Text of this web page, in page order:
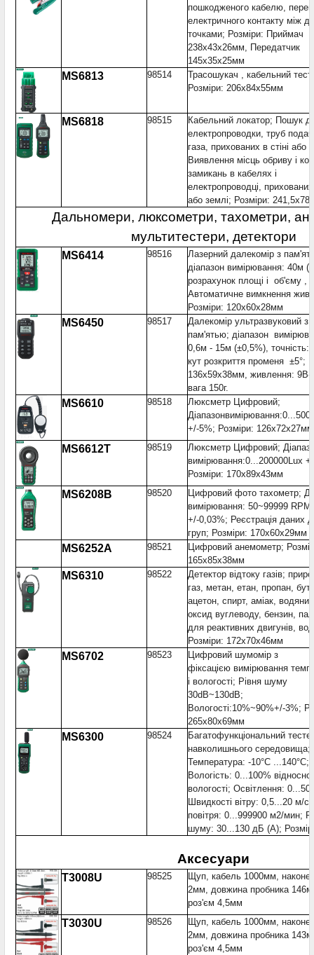
пошкодженого кабелю,
електричного контакту між
точками; Розміри: Приймач
238x43x26мм, Передатчик
145x35x25мм
MS6813 98514
Трасошукач , кабельний
Розміри: 206x84x55мм
MS6818 98515
Кабельний локатор; Пошук
електропроводки, труб
газа, прихованих в стіні або
Виявлення місць обриву і
замикань в кабелях і
електропроводці, прихованих
або землі; Розміри:
Дальномери, люксометри, тахометри,
мультитестери, детектори
MS6414 98516
Лазерний далекомір з
діапазон вимірювання: 40м
розрахунок площі і об'єму ,
Автоматичне вимкнення
Розміри: 120x60x28мм
MS6450 98517
Далекомір ультразвуковий з
пам'ятью; діапазон
0,6м - 15м (±0,5%),
кут розкриття променя ±5°;
136х59х38мм, живлення: 9В-
вага 150г.
MS6610 98518
Люксметр Цифровий;
+/-5%; Розміри: 126x72x27мм
MS6612T 98519
Люксметр Цифровий;
вимірювання:0...200000Lux
Розміри: 170x89x43мм
MS6208B 98520
Цифровий фото тахометр;
вимірювання: 50~99999 RPM
+/-0,03%; Реєстрація даних
груп; Розміри: 170x60x29мм
MS6252A 98521
Цифровий анемометр;
165x85x38мм
MS6310 98522
Детектор відтоку газів;
газ, метан, етан, пропан,
ацетон, спирт, аміак,
оксид вуглеводу, бензин,
для реактивних двигунів,
Розміри: 172x70x46мм
MS6702 98523
Цифровий шумомір з
фіксацією вимірювання
і вологості; Рівня шуму
30dB~130dB;
Вологості:10%~90%+/-3%;
265x80x69мм
MS6300 98524
Багатофункціональний
навколишнього середовища;
Температура: -10°С ...140°С;
Вологість: 0...100% відносної
вологості; Освітлення:
Швидкості вітру: 0,5...20 м/
повітря: 0...999900 м2/мин;
шуму: 30...130 дБ (А);
Аксесуари
T3008U 98525
Щуп, кабель 1000мм,
2мм, довжина пробника
роз'єм 4,5мм
T3030U 98526
Щуп, кабель 1000мм,
2мм, довжина пробника
роз'єм 4,5мм